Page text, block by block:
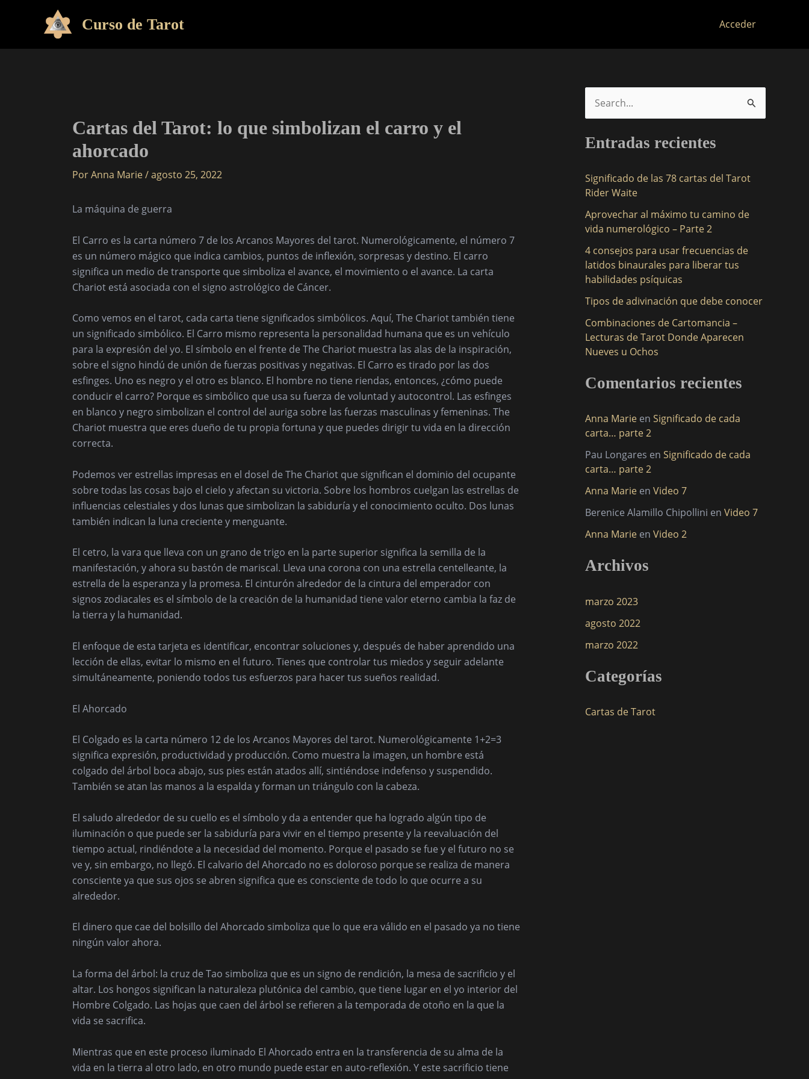
Curso de Tarot Acceder
Cartas del Tarot: lo que simbolizan el carro y el
ahorcado
PorAnna Marie/agosto 25, 2022
La máquina de guerra
El Carro es la carta número 7 de los Arcanos Mayores del tarot. Numerológicamente, el número 7
es un número mágico que indica cambios, puntos de inflexión, sorpresas y destino. El carro
significa un medio de transporte que simboliza el avance, el movimiento o el avance. La carta
Chariot está asociada con el signo astrológico de Cáncer.
Como vemos en el tarot, cada carta tiene significados simbólicos. Aquí, The Chariot también tiene
un significado simbólico. El Carro mismo representa la personalidad humana que es un vehículo
para la expresión del yo. El símbolo en el frente de The Chariot muestra las alas de la inspiración,
sobre el signo hindú de unión de fuerzas positivas y negativas. El Carro es tirado por las dos
esfinges. Uno es negro y el otro es blanco. El hombre no tiene riendas, entonces, ¿cómo puede
conducir el carro? Porque es simbólico que usa su fuerza de voluntad y autocontrol. Las esfinges
en blanco y negro simbolizan el control del auriga sobre las fuerzas masculinas y femeninas. The
Chariot muestra que eres dueño de tu propia fortuna y que puedes dirigir tu vida en la dirección
correcta.
Podemos ver estrellas impresas en el dosel de The Chariot que significan el dominio del ocupante
sobre todas las cosas bajo el cielo y afectan su victoria. Sobre los hombros cuelgan las estrellas de
influencias celestiales y dos lunas que simbolizan la sabiduría y el conocimiento oculto. Dos lunas
también indican la luna creciente y menguante.
El cetro, la vara que lleva con un grano de trigo en la parte superior significa la semilla de la
manifestación, y ahora su bastón de mariscal. Lleva una corona con una estrella centelleante, la
estrella de la esperanza y la promesa. El cinturón alrededor de la cintura del emperador con
signos zodiacales es el símbolo de la creación de la humanidad tiene valor eterno cambia la faz de
la tierra y la humanidad.
El enfoque de esta tarjeta es identificar, encontrar soluciones y, después de haber aprendido una
lección de ellas, evitar lo mismo en el futuro. Tienes que controlar tus miedos y seguir adelante
simultáneamente, poniendo todos tus esfuerzos para hacer tus sueños realidad.
El Ahorcado
El Colgado es la carta número 12 de los Arcanos Mayores del tarot. Numerológicamente 1+2=3
significa expresión, productividad y producción. Como muestra la imagen, un hombre está
colgado del árbol boca abajo, sus pies están atados allí, sintiéndose indefenso y suspendido.
También se atan las manos a la espalda y forman un triángulo con la cabeza.
El saludo alrededor de su cuello es el símbolo y da a entender que ha logrado algún tipo de
iluminación o que puede ser la sabiduría para vivir en el tiempo presente y la reevaluación del
tiempo actual, rindiéndote a la necesidad del momento. Porque el pasado se fue y el futuro no se
ve y, sin embargo, no llegó. El calvario del Ahorcado no es doloroso porque se realiza de manera
consciente ya que sus ojos se abren significa que es consciente de todo lo que ocurre a su
alrededor.
El dinero que cae del bolsillo del Ahorcado simboliza que lo que era válido en el pasado ya no tiene
ningún valor ahora.
La forma del árbol: la cruz de Tao simboliza que es un signo de rendición, la mesa de sacrificio y el
altar. Los hongos significan la naturaleza plutónica del cambio, que tiene lugar en el yo interior del
Hombre Colgado. Las hojas que caen del árbol se refieren a la temporada de otoño en la que la
vida se sacrifica.
Mientras que en este proceso iluminado El Ahorcado entra en la transferencia de su alma de la
vida en la tierra al otro lado, en otro mundo puede estar en auto-reflexión. Y este sacrificio tiene
s
a
p
r
:
Entradas recientes
Significado de las 78 cartas del Tarot
Rider Waite
Aprovechar al máximo tu camino de
vida numerológico – Parte 2
4 consejos para usar frecuencias de
latidos binaurales para liberar tus
habilidades psíquicas
Tipos de adivinación que debe conocer
Combinaciones de Cartomancia –
Lecturas de Tarot Donde Aparecen
Nueves u Ochos
Comentarios recientes
Anna Marie en Significado de cada
carta… parte 2
Pau Longares en Significado de cada
carta… parte 2
Anna Marie en Video 7
Berenice Alamillo Chipollini en Video 7
Anna Marie en Video 2
Archivos
marzo 2023
agosto 2022
marzo 2022
Categorías
Cartas de Tarot